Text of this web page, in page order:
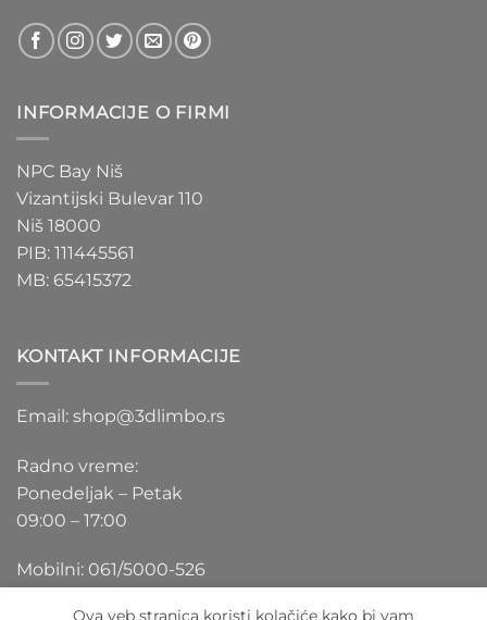
INFORMACIJE O FIRMI
NPC Bay Niš
Vizantijski Bulevar 110
Niš 18000
PIB: 111445561
MB: 65415372
KONTAKT INFORMACIJE
Email: shop@3dlimbo.rs
Radno vreme:
Ponedeljak – Petak
09:00 – 17:00
Mobilni: 061/5000-526
Ova veb stranica koristi kolačiće kako bi vam